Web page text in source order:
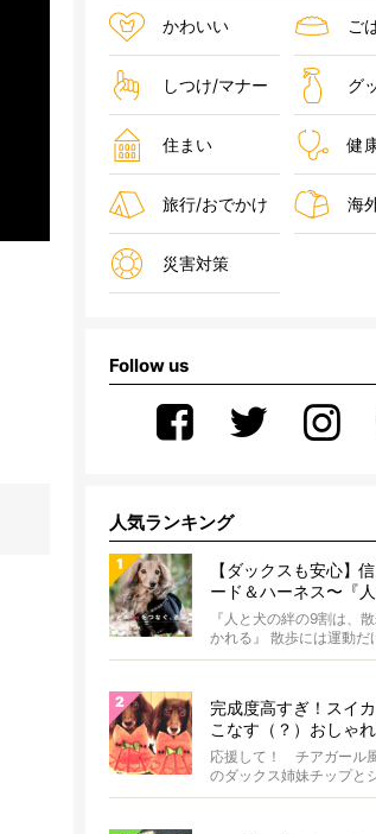
かわいい ご
しつけ/マナー グ
住まい 健
旅行/おでかけ 海
災害対策
Follow us
人気ランキング
【ダックスも安心】
ード＆ハーネス〜『
9割は散歩によって
WOLFGANG MAN＆
『人と犬の絆の9割は、
かれる』 散歩には運動だ
犬とオーナーの絆を深め
完成度高すぎ！スイ
こなす（？）おしゃ
スがもはやアイドル
応援して！ チアガール
のダックス姉妹チップと
お揃いのスイカドレスを